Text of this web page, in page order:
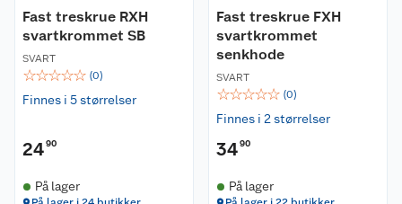
Fast treskrue RXH
svartkrommet SB
SVART
☆☆☆☆☆ (0)
Finnes i 5 størrelser
2490
På lager
Fast treskrue FXH
svartkrommet
senkhode
SVART
☆☆☆☆☆ (0)
Finnes i 2 størrelser
3490
På lager